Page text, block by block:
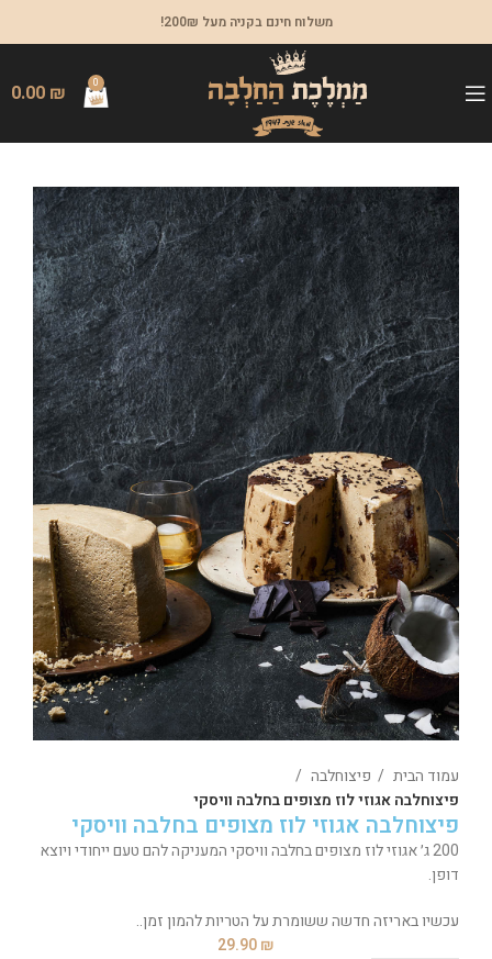
משלוח חינם בקניה מעל 200₪!
0
0.00 ₪
עמוד הבית
פיצוחלבה
פיצוחלבה אגוזי לוז מצופים בחלבה וויסקי
פיצוחלבה אגוזי לוז מצופים בחלבה וויסקי
200 ג׳ אגוזי לוז מצופים בחלבה וויסקי המעניקה להם טעם ייחודי ויוצא
דופן.
עכשיו באריזה חדשה ששומרת על הטריות להמון זמן..
29.90₪